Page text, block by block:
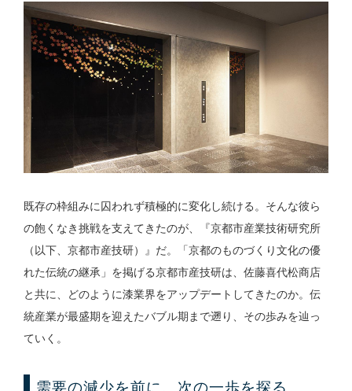
既存の枠組みに囚われず積極的に変化し続ける。そんな彼ら
の飽くなき挑戦を支えてきたのが、『京都市産業技術研究所
（以下、京都市産技研）』だ。「京都のものづくり文化の優
れた伝統の継承」を掲げる京都市産技研は、佐藤喜代松商店
と共に、どのように漆業界をアップデートしてきたのか。伝
統産業が最盛期を迎えたバブル期まで遡り、その歩みを辿っ
ていく。
需要の減少を前に、次の一歩を探る